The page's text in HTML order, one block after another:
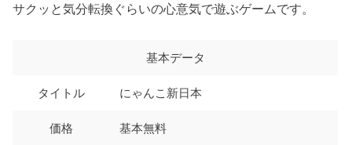
サクッと気分転換ぐらいの心意気で遊ぶゲームです。
基本データ
タイトル にゃんこ新日本
価格 基本無料